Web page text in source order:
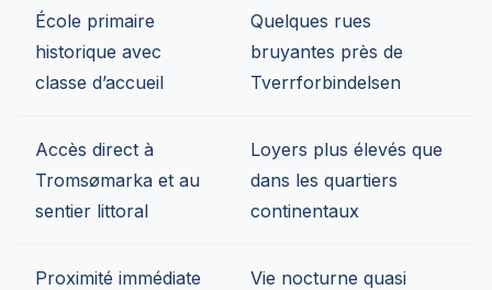
École primaire
historique avec
classe d’accueil
Quelques rues
bruyantes près de
Tverrforbindelsen
Accès direct à
Tromsømarka et au
sentier littoral
Loyers plus élevés que
dans les quartiers
continentaux
Proximité immédiate
Vie nocturne quasi